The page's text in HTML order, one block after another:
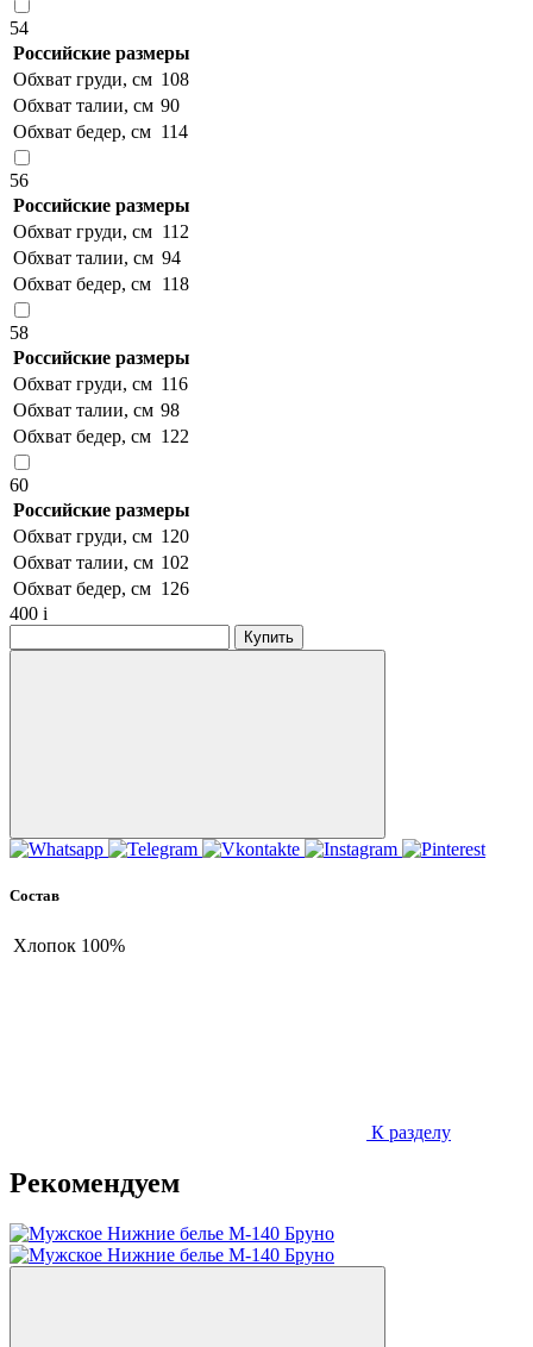
54
Российские размеры
Обхват груди, см 108
Обхват талии, см 90
Обхват бедер, см 114
56
Российские размеры
Обхват груди, см 112
Обхват талии, см 94
Обхват бедер, см 118
58
Российские размеры
Обхват груди, см 116
Обхват талии, см 98
Обхват бедер, см 122
60
Российские размеры
Обхват груди, см 120
Обхват талии, см 102
Обхват бедер, см 126
400 i
Купить
Состав
Хлопок 100%
К разделу
Рекомендуем